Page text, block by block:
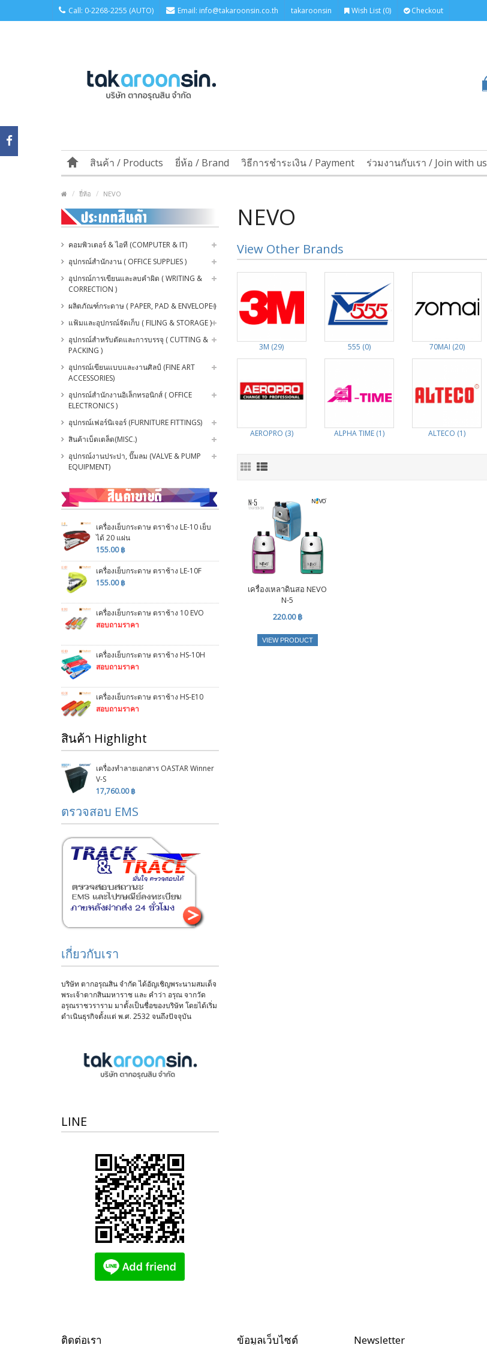
Call: 0-2268-2255 (AUTO) Email: info@takaroonsin.co.th takaroonsin Wish List (0) Checkout
สินค้า / Products ยี่ห้อ / Brand วิธีการชำระเงิน / Payment ร่วมงานกับเรา / Join with us
ยี่ห้อ NEVO
คอมพิวเตอร์ & ไอที (COMPUTER & IT)
อุปกรณ์สำนักงาน ( OFFICE SUPPLIES )
อุปกรณ์การเขียนและลบคำผิด ( WRITING &
CORRECTION )
ผลิตภัณฑ์กระดาษ ( PAPER, PAD & ENVELOPE )
แฟ้มและอุปกรณ์จัดเก็บ ( FILING & STORAGE )
อุปกรณ์สำหรับตัดและการบรรจุ ( CUTTING &
PACKING )
อุปกรณ์เขียนแบบและงานศิลป์ (FINE ART
ACCESSORIES)
อุปกรณ์สำนักงานอิเล็กทรอนิกส์ ( OFFICE
ELECTRONICS )
อุปกรณ์เฟอร์นิเจอร์ (FURNITURE FITTINGS)
สินค้าเบ็ดเตล็ด(MISC.)
อุปกรณ์งานประปา, ปั๊มลม (VALVE & PUMP
EQUIPMENT)
เครื่องเย็บกระดาษ ตราช้าง LE-10 เย็บ
ได้ 20 แผ่น
155.00 ฿
เครื่องเย็บกระดาษ ตราช้าง LE-10F
155.00 ฿
เครื่องเย็บกระดาษ ตราช้าง 10 EVO
สอบถามราคา
เครื่องเย็บกระดาษ ตราช้าง HS-10H
สอบถามราคา
เครื่องเย็บกระดาษ ตราช้าง HS-E10
สอบถามราคา
สินค้า Highlight
เครื่องทำลายเอกสาร OASTAR Winner
V-S
17,760.00 ฿
ตรวจสอบ EMS
เกี่ยวกับเรา
บริษัท ตากอรุณสิน จำกัด ได้อัญเชิญพระนามสมเด็จ
พระเจ้าตากสินมหาราช และ คำว่า อรุณ จากวัด
อรุณราชวราราม มาตั้งเป็นชื่อของบริษัท โดยได้เริ่ม
ดำเนินธุรกิจตั้งแต่ พ.ศ. 2532 จนถึงปัจจุบัน
LINE
NEVO
View Other Brands
3M (29) 555 (0) 70MAI (20)
AEROPRO (3) ALPHA TIME (1) ALTECO (1)
เครื่องเหลาดินสอ NEVO
N-5
220.00 ฿
VIEW PRODUCT
ติดต่อเรา ข้อมูลเว็บไซต์ Newsletter